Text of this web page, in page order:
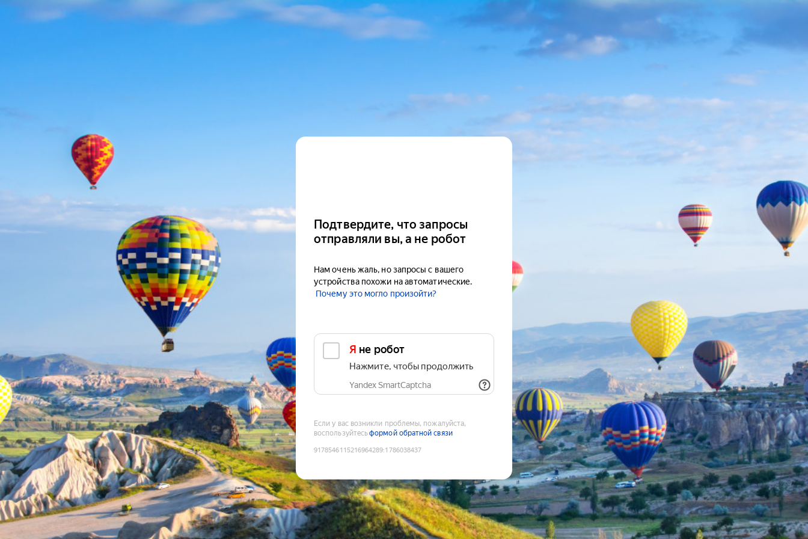
Подтвердите, что запросы
отправляли вы, а не робот
Нам очень жаль, но запросы с вашего
устройства похожи на автоматические.
Почему это могло произойти?
Я не робот
Нажмите, чтобы продолжить
Yandex SmartCaptcha
Если у вас возникли проблемы, пожалуйста,
воспользуйтесьформой обратной связи
9178546115216964289:1786038437